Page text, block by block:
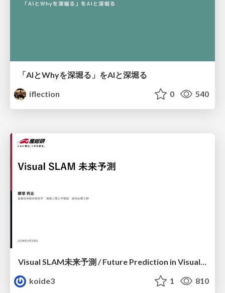
「AIとWhyを深堀る」をAIと深堀る
iflection
0 540
Visual SLAM未来予測 / Future Prediction in Visual SLAM
koide3
1 810